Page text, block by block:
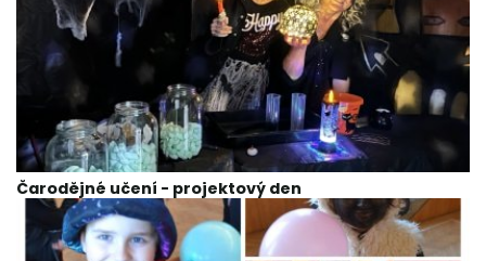
Čarodějné učení - projektový den